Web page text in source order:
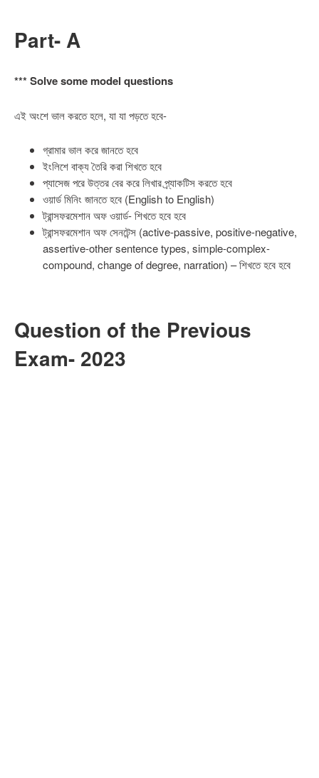
Part- A
*** Solve some model questions
এই অংশে ভাল করতে হলে, যা যা পড়তে হবে-
গ্রামার ভাল করে জানতে হবে
ইংলিশে বাক্য তৈরি করা শিখতে হবে
প্যাসেজ পরে উত্তর বের করে লিখার প্র্যাকটিস করতে হবে
ওয়ার্ড মিনিং জানতে হবে (English to English)
ট্রান্সফরমেশান অফ ওয়ার্ড- শিখতে হবে হবে
ট্রান্সফরমেশান অফ সেনটেন্স (active-passive, positive-negative,
assertive-other sentence types, simple-complex-
compound, change of degree, narration) – শিখতে হবে হবে
Question of the Previous
Exam- 2023